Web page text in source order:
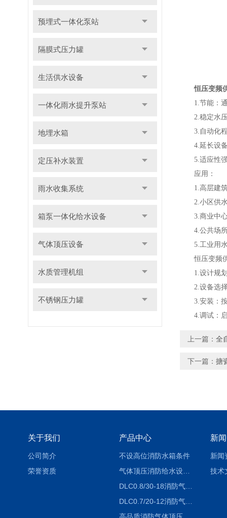
预埋式一体化泵站
隔膜式压力罐
生活供水设备
一体化雨水提升泵站
地埋水箱
定压补水装置
雨水收集系统
箱泵一体化给水设备
气体顶压设备
水质管理机组
不锈钢压力罐
恒压变频
1.节能：通
2.稳定水压
3.自动化程
4.延长设备
5.适应性强
应用：
1.高层建筑
2.小区供水
3.商业中心
4.公共场所
5.工业用水
恒压变频供
1.设计规划
2.设备选择
3.安装：按
4.调试：启
上一篇： 全
下一篇： 搪
关于我们
公司简介
荣誉资质
产品中心
不设高位消防水箱条件
气体顶压消防给水设备（气压罐）工作原理
DLC0.8/30-18消防气体顶压设备价格
DLC0.7/20-12消防气体顶压给水设备厂家
新
新闻
技术